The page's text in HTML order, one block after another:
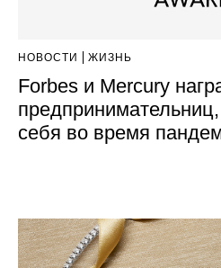
НОВОСТИ ЖИЗНЬ
Forbes и Mercury
себя во время